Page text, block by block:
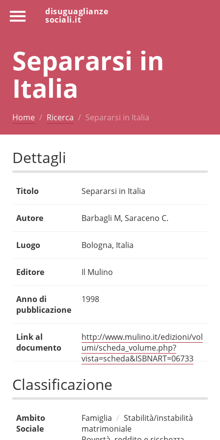
disuguaglianze
sociali.it
Separarsi in
Italia
Home Ricerca Separarsi in Italia
Dettagli
Titolo Separarsi in Italia
Autore Barbagli M, Saraceno C.
Luogo Bologna, Italia
Editore Il Mulino
Anno di
pubblicazione
1998
Link al
documento
http://www.mulino.it/edizioni/vol
umi/scheda_volume.php?
vista=scheda&ISBNART=06733
Classificazione
Ambito
Sociale
Famiglia
Stabilità/instabilità
matrimoniale